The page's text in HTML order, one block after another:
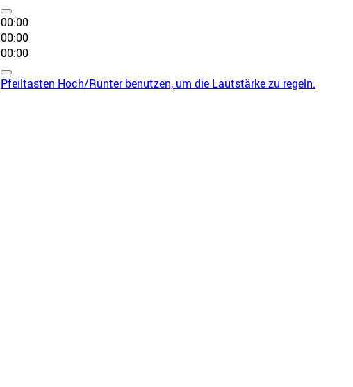
00:00
00:00
00:00
Pfeiltasten Hoch/Runter benutzen, um die Lautstärke zu regeln.